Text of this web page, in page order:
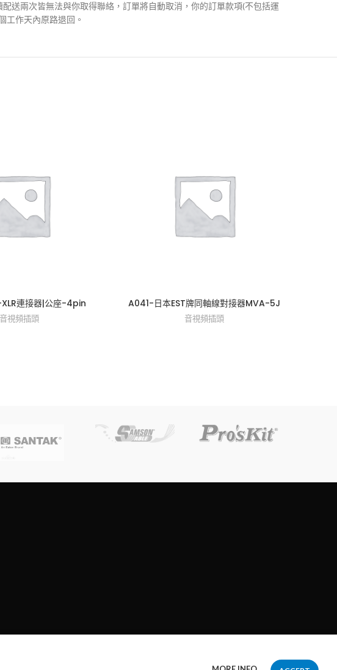
送兩次皆無法與你取得聯絡，訂單將自動取消，你的訂單款項(不包括運
工作天內原路退回。
連接器|公座-4pin
音視頻插頭
A041-日本EST牌同軸線對接器MVA-5J
音視頻插頭